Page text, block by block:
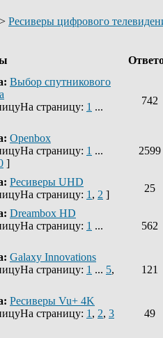
Ресиверы цифрового
Выбор спутникового
На страницу: 1 ...
742
Openbox
На страницу: 1 ...
]
2599
Ресиверы UHD
На страницу: 1 , 2 ]
25
Dreambox HD
На страницу: 1 ...
562
Galaxy Innovations
На страницу: 1 ... 5,
121
Ресиверы Vu+ 4K
На страницу: 1 , 2, 3
49